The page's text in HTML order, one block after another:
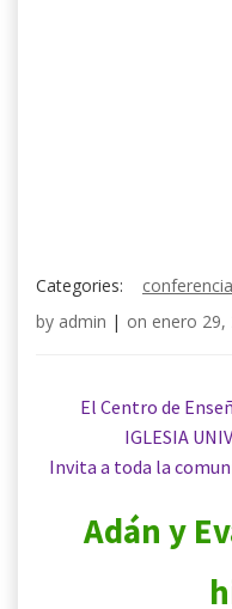
Categories:
by admin | on enero 29,
El Centro de
IGLESIA
Invita a toda la
Adán y